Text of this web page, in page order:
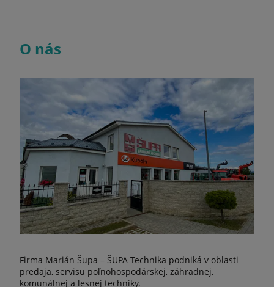
O nás
Firma Marián Šupa – ŠUPA Technika podniká v oblasti
predaja, servisu poľnohospodárskej, záhradnej,
komunálnej a lesnej techniky.